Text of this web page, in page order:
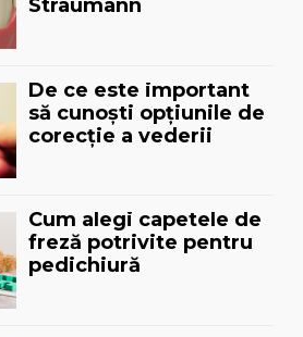
Straumann
De ce este important
să cunoști opțiunile de
corecție a vederii
Cum alegi capetele de
freză potrivite pentru
pedichiură